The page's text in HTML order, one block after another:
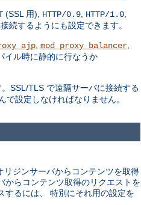
(SSL 用), HTTP/0.9 HTTP/1.0
続するようにも設定できます。
mod_proxy_balancer
イル時に静的に行なうか
SSL/TLS で遠隔サーバに接続する
設定しなければなりません。
ジンサーバからコンテンツを取得
からコンテンツ取得のリクエストを
するには、 特別にそれ用の設定を